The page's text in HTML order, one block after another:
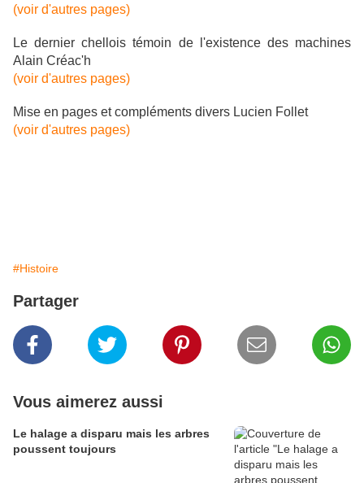
(voir d'autres pages)
Le dernier chellois témoin de l'existence des machines
Alain Créac'h
(voir d'autres pages)
Mise en pages et compléments divers Lucien Follet
(voir d'autres pages)
#Histoire
Partager
Vous aimerez aussi
Le halage a disparu mais les arbres
poussent toujours